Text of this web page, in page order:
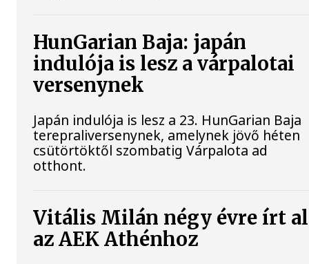
HunGarian Baja: japán
indulója is lesz a várpalotai
versenynek
Japán indulója is lesz a 23. HunGarian Baja
terepraliversenynek, amelynek jövő héten
csütörtöktől szombatig Várpalota ad
otthont.
Vitális Milán négy évre írt
az AEK Athénhoz